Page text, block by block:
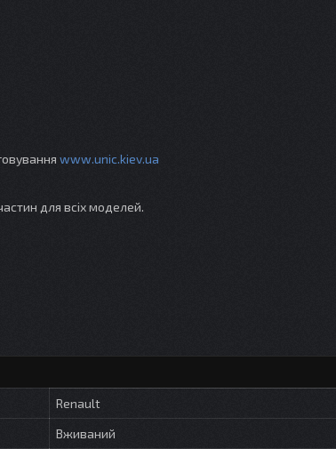
www.unic.kiev.ua
для всіх моделей.
Renault
Вживаний